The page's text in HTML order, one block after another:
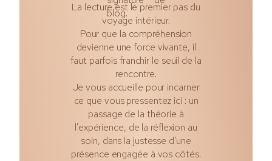
La lecture est le premier pas du
voyage intérieur.
Pour que la compréhension
devienne une force vivante, il
faut parfois franchir le seuil de la
rencontre.
Je vous accueille pour incarner
ce que vous pressentez ici : un
passage de la théorie à
l'expérience, de la réflexion au
soin, dans la justesse d'une
présence engagée à vos côtés.